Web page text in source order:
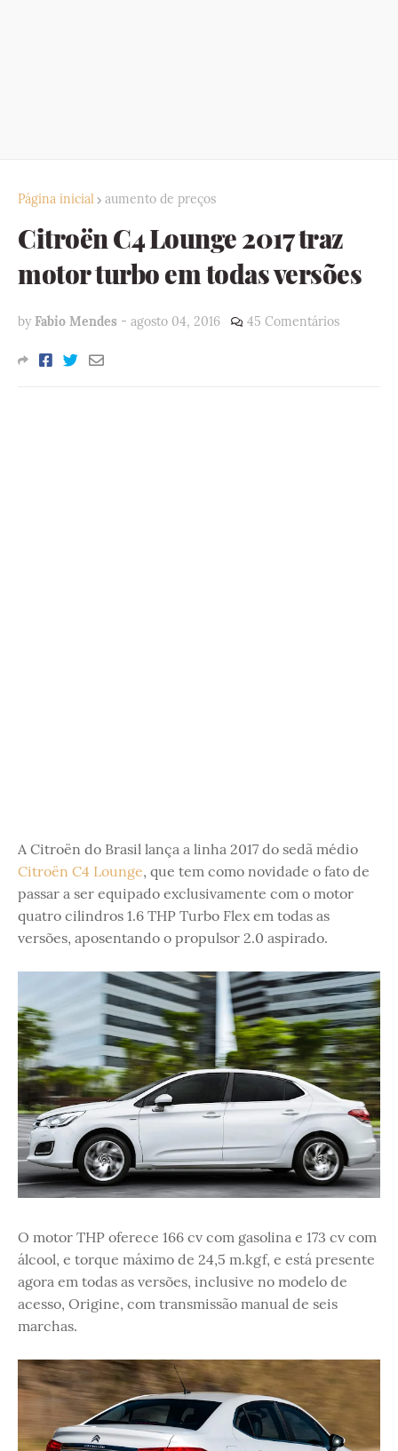
Página inicial aumento de preços
Citroën C4 Lounge 2017 traz
motor turbo em todas versões
by Fabio Mendes - agosto 04, 2016 45 Comentários
A Citroën do Brasil lança a linha 2017 do sedã médio
Citroën C4 Lounge, que tem como novidade o fato de
passar a ser equipado exclusivamente com o motor
quatro cilindros 1.6 THP Turbo Flex em todas as
versões, aposentando o propulsor 2.0 aspirado.
O motor THP oferece 166 cv com gasolina e 173 cv com
álcool, e torque máximo de 24,5 m.kgf, e está presente
agora em todas as versões, inclusive no modelo de
acesso, Origine, com transmissão manual de seis
marchas.